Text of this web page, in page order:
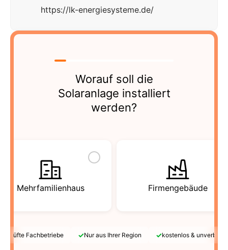
https://lk-energiesysteme.de/
Worauf soll die
Solaranlage installiert
werden?
Mehrfamilienhaus Firmengebäude
Fachbetriebe ✓Nur aus Ihrer Region ✓kostenlos &